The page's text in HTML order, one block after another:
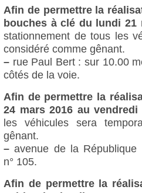
Afin de permettre la
bouches à clé du lundi
stationnement de tous les
considéré comme gênant.
– rue Paul Bert : sur 10.00
côtés de la voie.
Afin de permettre la
24 mars 2016 au
les véhicules sera
gênant.
– avenue de la
n° 105.
Afin de permettre la